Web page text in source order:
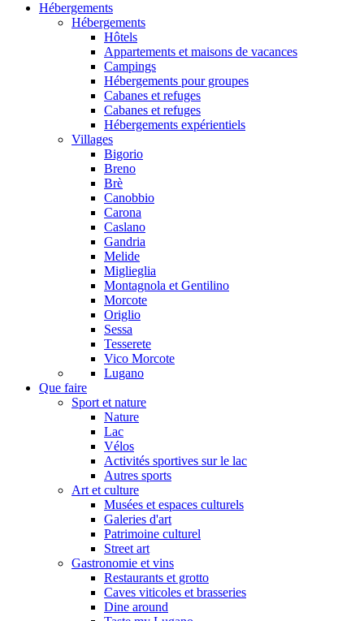
Hébergements
Hébergements
Hôtels
Appartements et maisons de vacances
Campings
Hébergements pour groupes
Cabanes et refuges
Cabanes et refuges
Hébergements expérientiels
Villages
Bigorio
Breno
Brè
Canobbio
Carona
Caslano
Gandria
Melide
Miglieglia
Montagnola et Gentilino
Morcote
Origlio
Sessa
Tesserete
Vico Morcote
Lugano
Que faire
Sport et nature
Nature
Lac
Vélos
Activités sportives sur le lac
Autres sports
Art et culture
Musées et espaces culturels
Galeries d'art
Patrimoine culturel
Street art
Gastronomie et vins
Restaurants et grotto
Caves viticoles et brasseries
Dine around